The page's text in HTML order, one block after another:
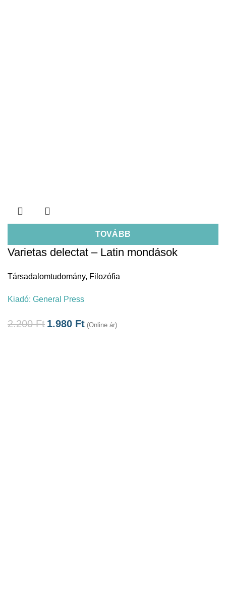
TOVÁBB
Varietas delectat – Latin mondások
Társadalomtudomány, Filozófia
Kiadó: General Press
2.200Ft 1.980 Ft (Online ár)